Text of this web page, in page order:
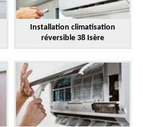
Installation climatisation
réversible 38 Isère